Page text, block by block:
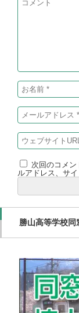
次回のコメ
ルアドレス、サイ
勝山高等学校